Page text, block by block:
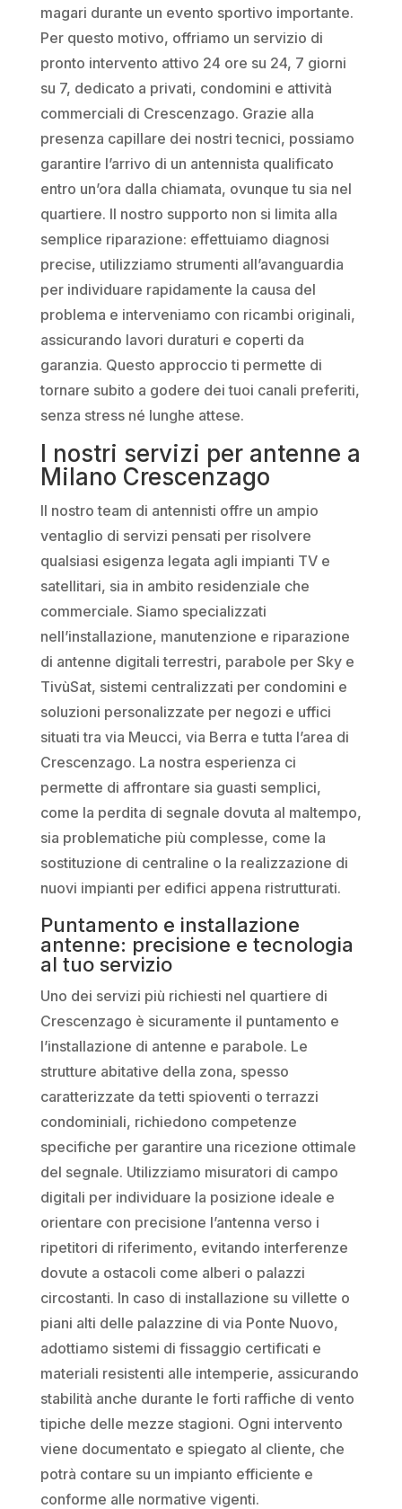
magari durante un evento sportivo importante.
Per questo motivo, offriamo un servizio di
pronto intervento attivo 24 ore su 24, 7 giorni
su 7, dedicato a privati, condomini e attività
commerciali di Crescenzago. Grazie alla
presenza capillare dei nostri tecnici, possiamo
garantire l’arrivo di un antennista qualificato
entro un’ora dalla chiamata, ovunque tu sia nel
quartiere. Il nostro supporto non si limita alla
semplice riparazione: effettuiamo diagnosi
precise, utilizziamo strumenti all’avanguardia
per individuare rapidamente la causa del
problema e interveniamo con ricambi originali,
assicurando lavori duraturi e coperti da
garanzia. Questo approccio ti permette di
tornare subito a godere dei tuoi canali preferiti,
senza stress né lunghe attese.
I nostri servizi per antenne a
Milano Crescenzago
Il nostro team di antennisti offre un ampio
ventaglio di servizi pensati per risolvere
qualsiasi esigenza legata agli impianti TV e
satellitari, sia in ambito residenziale che
commerciale. Siamo specializzati
nell’installazione, manutenzione e riparazione
di antenne digitali terrestri, parabole per Sky e
TivùSat, sistemi centralizzati per condomini e
soluzioni personalizzate per negozi e uffici
situati tra via Meucci, via Berra e tutta l’area di
Crescenzago. La nostra esperienza ci
permette di affrontare sia guasti semplici,
come la perdita di segnale dovuta al maltempo,
sia problematiche più complesse, come la
sostituzione di centraline o la realizzazione di
nuovi impianti per edifici appena ristrutturati.
Puntamento e installazione
antenne: precisione e tecnologia
al tuo servizio
Uno dei servizi più richiesti nel quartiere di
Crescenzago è sicuramente il puntamento e
l’installazione di antenne e parabole. Le
strutture abitative della zona, spesso
caratterizzate da tetti spioventi o terrazzi
condominiali, richiedono competenze
specifiche per garantire una ricezione ottimale
del segnale. Utilizziamo misuratori di campo
digitali per individuare la posizione ideale e
orientare con precisione l’antenna verso i
ripetitori di riferimento, evitando interferenze
dovute a ostacoli come alberi o palazzi
circostanti. In caso di installazione su villette o
piani alti delle palazzine di via Ponte Nuovo,
adottiamo sistemi di fissaggio certificati e
materiali resistenti alle intemperie, assicurando
stabilità anche durante le forti raffiche di vento
tipiche delle mezze stagioni. Ogni intervento
viene documentato e spiegato al cliente, che
potrà contare su un impianto efficiente e
conforme alle normative vigenti.